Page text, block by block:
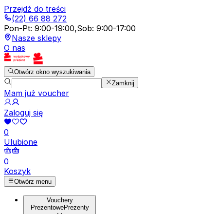
Przejdź do treści
(22) 66 88 272
Pon-Pt: 9:00-19:00,Sob: 9:00-17:00
Nasze sklepy
O nas
Otwórz okno wyszukiwania
Zamknij
Mam już voucher
Zaloguj się
0
Ulubione
0
Koszyk
Otwórz menu
Vouchery
PrezentowePrezenty